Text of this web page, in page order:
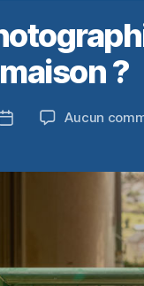
maison ?
Date
Aucun